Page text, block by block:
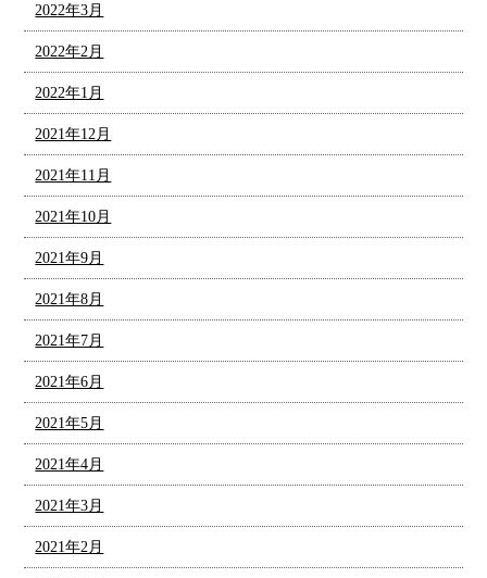
2022年3月
2022年2月
2022年1月
2021年12月
2021年11月
2021年10月
2021年9月
2021年8月
2021年7月
2021年6月
2021年5月
2021年4月
2021年3月
2021年2月